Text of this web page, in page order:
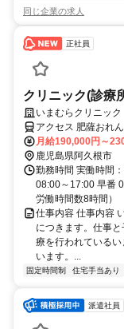
同じ企業の求人
正社員
クリニック(診療
いまむらクリニック
アクセス 肥薩おれ
歩約20分、肥薩お
月給190,000円～
鹿児島県阿久根市
勤務時間 実働時間
08:00～17:00 早番
労働時間数8時間）
仕事内容 仕事内容
につきます。仕事
療を行われている
います。...
固定時間制 住宅手当あり
派遣社員